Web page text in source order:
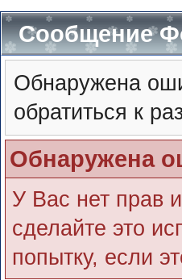
Сообщение
Обнаружена
обратиться к
Обнаружена
У Вас нет прав
сделайте это
попытку, если